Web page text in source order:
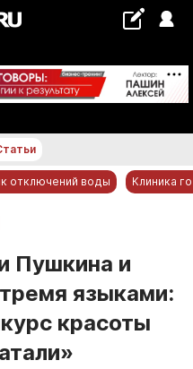
°С
отключений воды Клиника
Пушкина и
языками:
красоты